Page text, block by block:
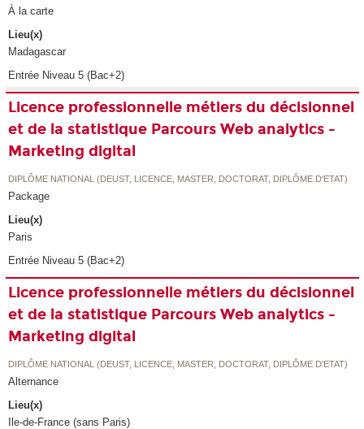
À la carte
Lieu(x)
Madagascar
Entrée Niveau 5 (Bac+2)
Licence professionnelle métiers du décisionnel
et de la statistique Parcours Web analytics -
Marketing digital
DIPLÔME NATIONAL (DEUST, LICENCE, MASTER, DOCTORAT, DIPLÔME D'ETAT)
Package
Lieu(x)
Paris
Entrée Niveau 5 (Bac+2)
Licence professionnelle métiers du décisionnel
et de la statistique Parcours Web analytics -
Marketing digital
DIPLÔME NATIONAL (DEUST, LICENCE, MASTER, DOCTORAT, DIPLÔME D'ETAT)
Alternance
Lieu(x)
Ile-de-France (sans Paris)